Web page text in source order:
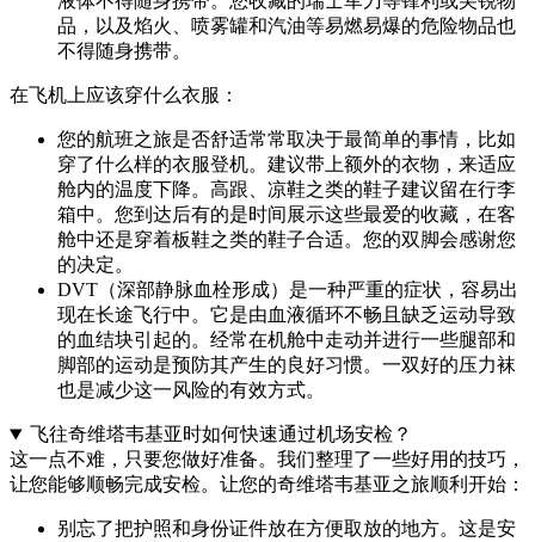
品，以及焰火、喷雾罐和汽油等易燃易爆的危险物品也
不得随身携带。
在飞机上应该穿什么衣服：
您的航班之旅是否舒适常常取决于最简单的事情，比如
穿了什么样的衣服登机。建议带上额外的衣物，来适应
舱内的温度下降。高跟、凉鞋之类的鞋子建议留在行李
箱中。您到达后有的是时间展示这些最爱的收藏，在客
舱中还是穿着板鞋之类的鞋子合适。您的双脚会感谢您
的决定。
DVT（深部静脉血栓形成）是一种严重的症状，容易出
现在长途飞行中。它是由血液循环不畅且缺乏运动导致
的血结块引起的。经常在机舱中走动并进行一些腿部和
脚部的运动是预防其产生的良好习惯。一双好的压力袜
也是减少这一风险的有效方式。
飞往奇维塔韦基亚时如何快速通过机场安检？
这一点不难，只要您做好准备。我们整理了一些好用的技巧，
让您能够顺畅完成安检。让您的奇维塔韦基亚之旅顺利开始：
别忘了把护照和身份证件放在方便取放的地方。这是安